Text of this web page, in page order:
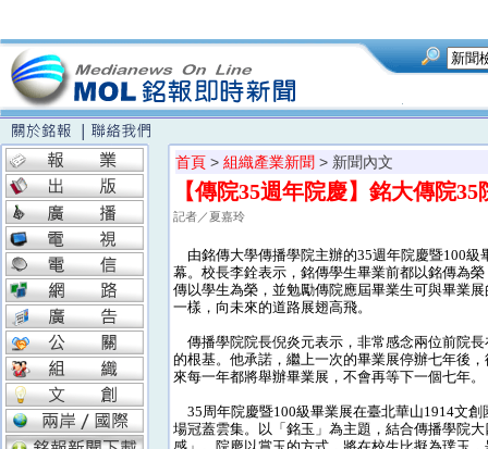
首頁 > 組織產業新聞 > 新聞內文
【傳院35週年院慶】銘大傳院
記者／夏嘉玲
由銘傳大學傳播學院主辦的35週年院慶暨100級
幕。校長李銓表示，銘傳學生畢業前都以銘傳為
傳以學生為榮，並勉勵傳院應屆畢業生可與畢業
一樣，向未來的道路展翅高飛。
傳播學院院長倪炎元表示，非常感念兩位前院
的根基。他承諾，繼上一次的畢業展停辦七年後
來每一年都將舉辦畢業展，不會再等下一個七年。
35周年院慶暨100級畢業展在臺北華山1914文
場冠蓋雲集。以「銘玉」為主題，結合傳播學院